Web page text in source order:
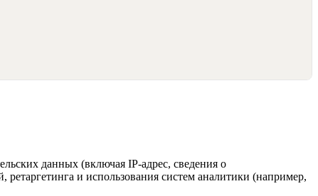
данных (включая IP-адрес, сведения о
и использования систем аналитики (например,